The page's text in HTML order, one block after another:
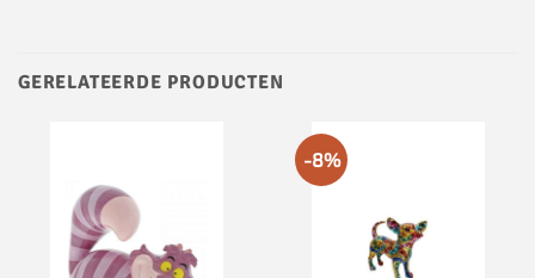
GERELATEERDE PRODUCTEN
-8%